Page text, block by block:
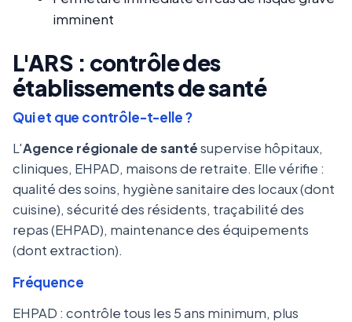
imminent
L'ARS : contrôle des
établissements de santé
Qui et que contrôle-t-elle ?
L'Agence régionale de santésupervise hôpitaux,
cliniques, EHPAD, maisons de retraite. Elle vérifie :
qualité des soins, hygiène sanitaire des locaux (dont
cuisine), sécurité des résidents, traçabilité des
repas (EHPAD), maintenance des équipements
(dont extraction).
Fréquence
EHPAD : contrôle tous les 5 ans minimum, plus